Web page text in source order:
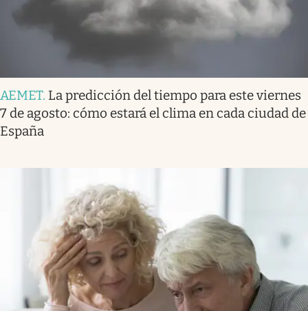
AEMET. La predicción del tiempo para este viernes
7 de agosto: cómo estará el clima en cada ciudad de
España